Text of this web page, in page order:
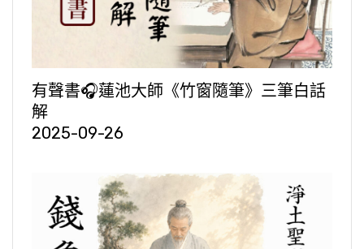
有聲書🎧蓮池大師《竹窗隨筆》三筆白話
解
2025-09-26